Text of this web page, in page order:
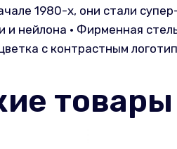
1980-х, они стали
нейлона • Фирменная
с контрастным
товары